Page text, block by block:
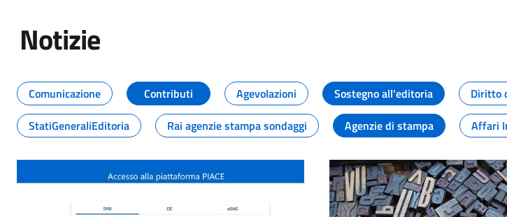
Notizie
Tutti i contenuti della pagina Notizie
Comunicazione Contributi Agevolazioni Sostegno all'editoria Diritto
StatiGeneraliEditoria
Rai agenzie stampa sondaggi Agenzie di stampa Affari